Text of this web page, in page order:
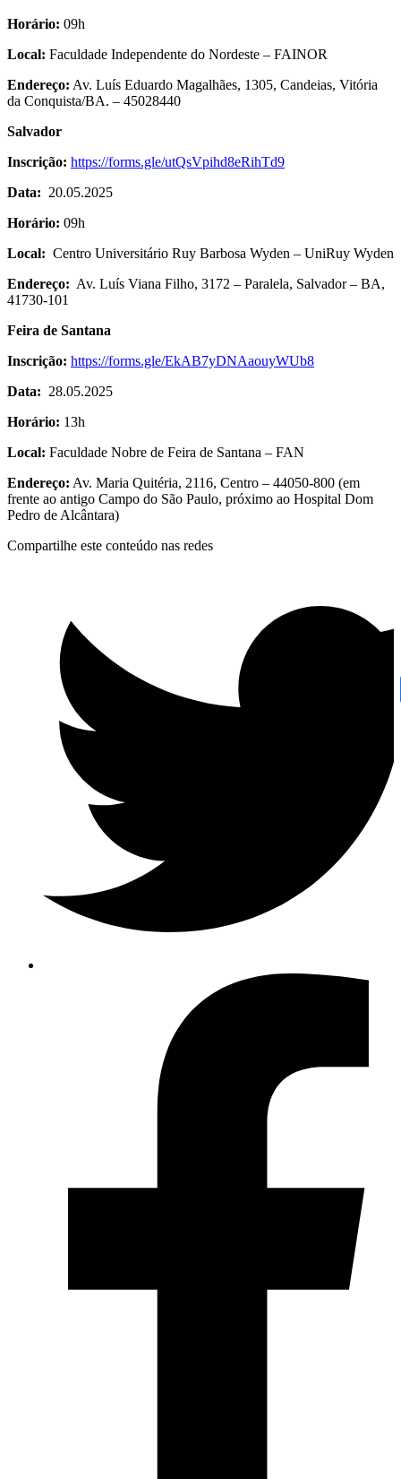
Horário: 09h
Local: Faculdade Independente do Nordeste – FAINOR
Endereço: Av. Luís Eduardo Magalhães, 1305, Candeias, Vitória
da Conquista/BA. – 45028440
Salvador
Inscrição: https://forms.gle/utQsVpihd8eRihTd9
Data: 20.05.2025
Horário: 09h
Local: Centro Universitário Ruy Barbosa Wyden – UniRuy Wyden
Endereço: Av. Luís Viana Filho, 3172 – Paralela, Salvador – BA,
41730-101
Feira de Santana
Inscrição: https://forms.gle/EkAB7yDNAaouyWUb8
Data: 28.05.2025
Horário: 13h
Local: Faculdade Nobre de Feira de Santana – FAN
Endereço: Av. Maria Quitéria, 2116, Centro – 44050-800 (em
frente ao antigo Campo do São Paulo, próximo ao Hospital Dom
Pedro de Alcântara)
Compartilhe este conteúdo nas redes